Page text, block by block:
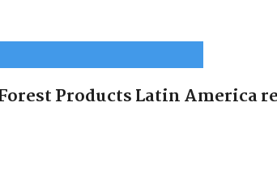
Products Latin America